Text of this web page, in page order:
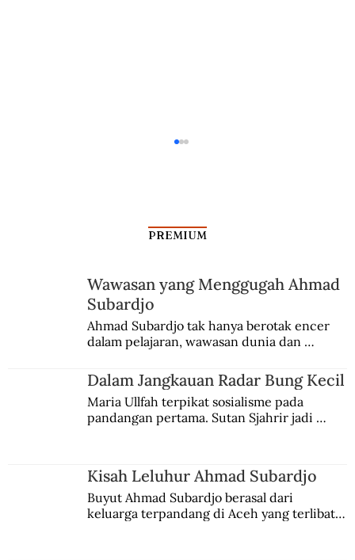
Desas-Desus Operasi Khusus
PREMIUM
Wawasan yang Menggugah Ahmad
Subardjo
Ahmad Subardjo tak hanya berotak encer
dalam pelajaran, wawasan dunia dan
Jules Verne, Multatuli, hingga Sun Yat-sen.
Dalam Jangkauan Radar Bung Kecil
Maria Ullfah terpikat sosialisme pada
pandangan pertama. Sutan Sjahrir jadi
Kisah Leluhur Ahmad Subardjo
Buyut Ahmad Subardjo berasal dari
keluarga terpandang di Aceh yang terlibat